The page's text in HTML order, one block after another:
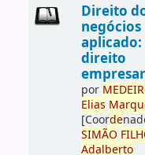
Direito
negócios
aplicado:
direito
por MEDE
Elias
[Coorde
SIMÃO
Adalberto